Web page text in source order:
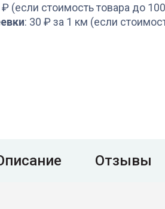
₽ (если стоимость товара до
: 30 ₽ за 1 км (если
Отзывы